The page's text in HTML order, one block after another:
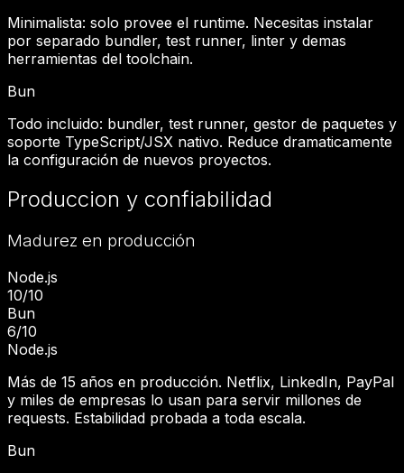
Minimalista: solo provee el runtime. Necesitas instalar
por separado bundler, test runner, linter y demas
herramientas del toolchain.
Bun
Todo incluido: bundler, test runner, gestor de paquetes y
soporte TypeScript/JSX nativo. Reduce dramaticamente
la configuración de nuevos proyectos.
Produccion y confiabilidad
Madurez en producción
Node.js
10/10
Bun
6/10
Node.js
Más de 15 años en producción. Netflix, LinkedIn, PayPal
y miles de empresas lo usan para servir millones de
requests. Estabilidad probada a toda escala.
Bun